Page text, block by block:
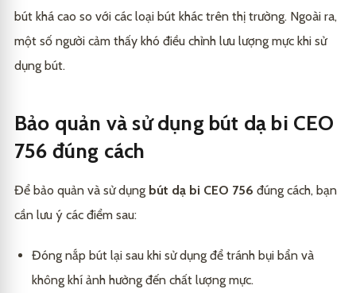
bút khá cao so với các loại bút khác trên thị trường. Ngoài ra,
một số người cảm thấy khó điều chỉnh lưu lượng mực khi sử
dụng bút.
Bảo quản và sử dụng bút dạ bi CEO
756 đúng cách
Để bảo quản và sử dụng bút dạ bi CEO 756 đúng cách, bạn
cần lưu ý các điểm sau:
Đóng nắp bút lại sau khi sử dụng để tránh bụi bẩn và
không khí ảnh hưởng đến chất lượng mực.